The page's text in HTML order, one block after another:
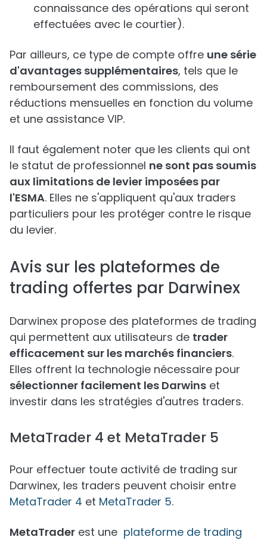
connaissance des opérations qui seront
effectuées avec le courtier).
Par ailleurs, ce type de compte offre une série
d'avantages supplémentaires, tels que le
remboursement des commissions, des
réductions mensuelles en fonction du volume
et une assistance VIP.
Il faut également noter que les clients qui ont
le statut de professionnel ne sont pas soumis
aux limitations de levier imposées par
l'ESMA. Elles ne s'appliquent qu'aux traders
particuliers pour les protéger contre le risque
du levier.
Avis sur les plateformes de
trading offertes par Darwinex
Darwinex propose des plateformes de trading
qui permettent aux utilisateurs de trader
efficacement sur les marchés financiers.
Elles offrent la technologie nécessaire pour
sélectionner facilement les Darwins et
investir dans les stratégies d'autres traders.
MetaTrader 4 et MetaTrader 5
Pour effectuer toute activité de trading sur
Darwinex, les traders peuvent choisir entre
MetaTrader 4 et MetaTrader 5.
MetaTrader est une plateforme de trading